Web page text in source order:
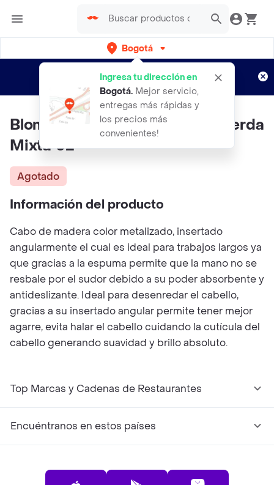
Bogotá
Ingresa tu dirección en
Bogotá. Mejor servicio,
entregas más rápidas y
los precios más
convenientes!
envíos gratis por semanas
Aplican TyC
Blomer Cepillo GOLD Desert Cerda
Mixta 02
Agotado
Información del producto
Cabo de madera color metalizado, insertado
angularmente el cual es ideal para trabajos largos ya
que gracias a la espuma permite que la mano no se
resbale por el sudor debido a su poder absorbente y
antideslizante. Ideal para desenredar el cabello,
gracias a su insertado angular permite tener mejor
agarre, evita halar el cabello cuidando la cutícula del
cabello generando suavidad y brillo absoluto.
Top Marcas y Cadenas de Restaurantes
Encuéntranos en estos países